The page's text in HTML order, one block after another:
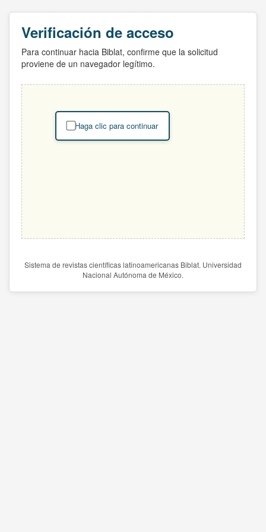
Verificación de acceso
Para continuar hacia Biblat, confirme que la solicitud
proviene de un navegador legítimo.
Haga clic para continuar
Sistema de revistas científicas latinoamericanas Biblat. Universidad
Nacional Autónoma de México.